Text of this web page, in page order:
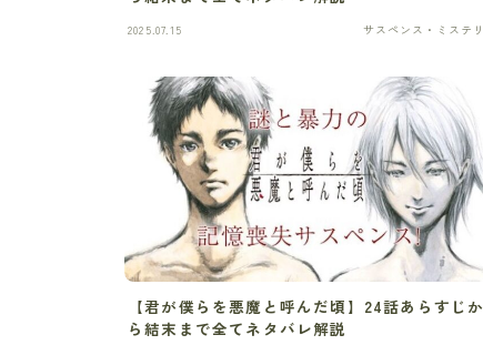
2025.07.15 サスペンス・ミステリ
【君が僕らを悪魔と呼んだ頃】24話あらすじか
ら結末まで全てネタバレ解説